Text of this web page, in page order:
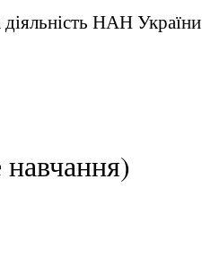
діяльність НАН України